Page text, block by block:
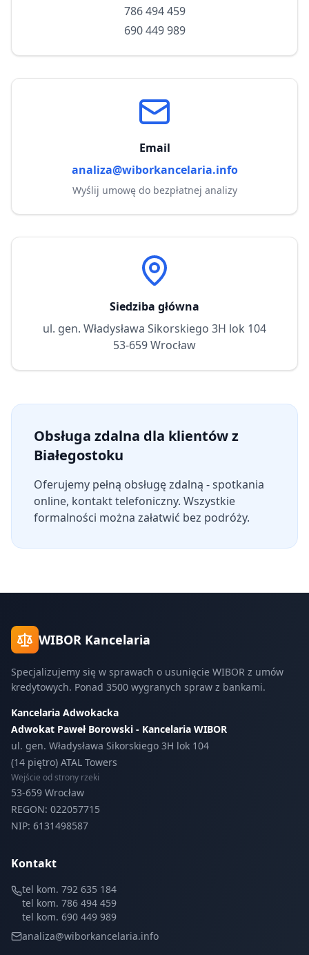
786 494 459
690 449 989
Email
analiza@wiborkancelaria.info
Wyślij umowę do bezpłatnej analizy
Siedziba główna
ul. gen. Władysława Sikorskiego 3H lok 104
53-659 Wrocław
Obsługa zdalna dla klientów z
Białegostoku
Oferujemy pełną obsługę zdalną - spotkania
online, kontakt telefoniczny. Wszystkie
formalności można załatwić bez podróży.
WIBOR Kancelaria
Specjalizujemy się w sprawach o usunięcie WIBOR z umów
kredytowych. Ponad 3500 wygranych spraw z bankami.
Kancelaria Adwokacka
Adwokat Paweł Borowski - Kancelaria WIBOR
ul. gen. Władysława Sikorskiego 3H lok 104
(14 piętro) ATAL Towers
Wejście od strony rzeki
53-659 Wrocław
REGON: 022057715
NIP: 6131498587
Kontakt
tel kom. 792 635 184
tel kom. 786 494 459
tel kom. 690 449 989
analiza@wiborkancelaria.info